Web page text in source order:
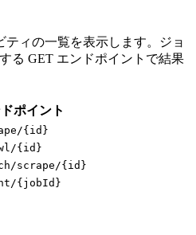
ィの一覧を表示します。ジョ
る GET エンドポイントで結果
ポイント
{id}
{id}
scrape/{id}
{jobId}